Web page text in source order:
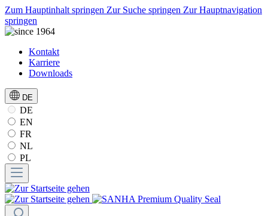
Zum Hauptinhalt springen Zur Suche springen Zur Hauptnavigation
springen
Kontakt
Karriere
Downloads
DE
DE
EN
FR
NL
PL